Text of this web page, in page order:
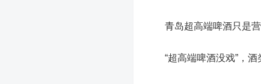
青岛超高端啤酒只是营
“超高端啤酒没戏”，酒